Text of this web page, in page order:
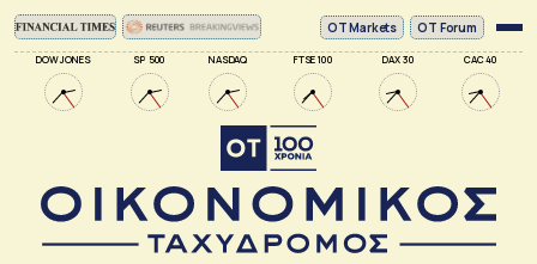
DOW JONES SP 500 NASDAQ FTSE 100 DAX 30 CAC 40
ΟΤ Markets OT Forum